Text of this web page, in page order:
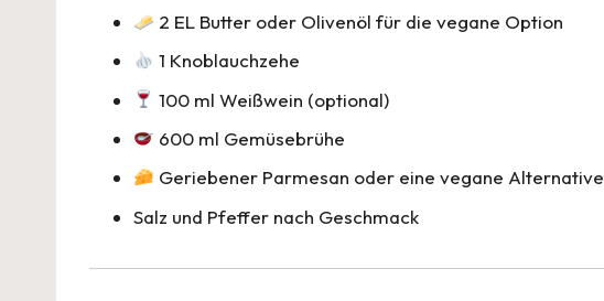
2 EL Butter oder Olivenöl für die vegane Option
1 Knoblauchzehe
100 ml Weißwein (optional)
600 ml Gemüsebrühe
Geriebener Parmesan oder eine vegane Alternative
Salz und Pfeffer nach Geschmack